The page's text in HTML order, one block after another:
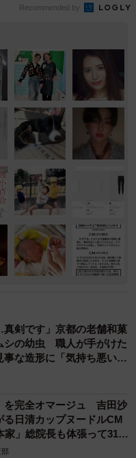
Recommended by
真剣です」京都の老舗和菓
の幼虫 職人が手がけた
な造形に「気持ち悪いく
を完全オマージュ 吉田沙
る日清カップヌードルCM
」総院長も体張って31万